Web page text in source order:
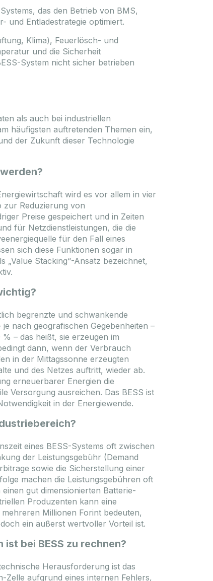
das den Betrieb von BMS,
und Entladestrategie optimiert.
Klima), Feuerlösch- und
und die Sicherheit
System nicht sicher betrieben
als auch bei industriellen
häufigsten auftretenden Themen ein,
der Zukunft dieser Technologie
wird es vor allem in vier
zur Reduzierung von
Preise gespeichert und in Zeiten
für Netzdienstleistungen, die die
für den Fall eines
sich diese Funktionen sogar in
„Value Stacking“-Ansatz bezeichnet,
begrenzte und schwankende
nach geografischen Gegebenheiten –
– das heißt, sie erzeugen im
dann, wenn der Verbrauch
in der Mittagssonne erzeugten
und des Netzes auftritt, wieder ab.
erneuerbarer Energien die
Versorgung ausreichen. Das BESS ist
in der Energiewende.
eines BESS-Systems oft zwischen
der Leistungsgebühr (Demand
sowie die Sicherstellung einer
machen die Leistungsgebühren oft
gut dimensionierten Batterie-
Produzenten kann eine
Millionen Forint bedeuten,
ein äußerst wertvoller Vorteil ist.
bei BESS zu rechnen?
Herausforderung ist das
aufgrund eines internen Fehlers,